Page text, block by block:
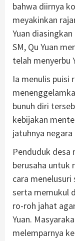
bahwa diirnya
meyakinkan
Yuan
SM, Qu Yuan
telah menyerbu
Ia menulis puisi
bunuh diri
kebijakan
jatuhnya negara
Penduduk desa
berusaha untuk
cara menelusuri
serta memukul
ro-roh jahat
Yuan.
melemparnya